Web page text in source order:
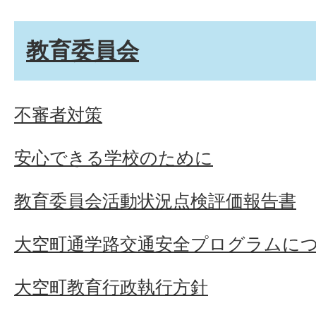
教育委員会
不審者対策
安心できる学校のために
教育委員会活動状況点検評価報告書
大空町通学路交通安全プログラムに
大空町教育行政執行方針